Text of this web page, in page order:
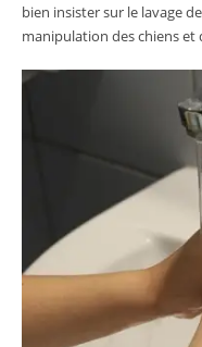
bien insister sur le lavage
manipulation des chiens et